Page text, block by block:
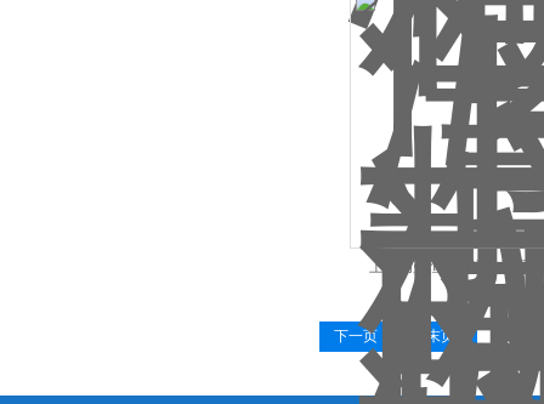
上海助蓝恒温恒湿称重系
下一页 末页